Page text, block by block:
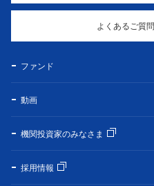
よくあるご質
ファンド
動画
機関投資家のみなさま
採用情報